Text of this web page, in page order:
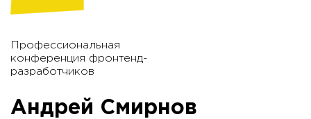
Профессиональная
конференция фронтенд-
разработчиков
Андрей Смирнов